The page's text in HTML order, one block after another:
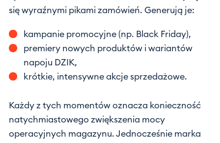
się wyraźnymi pikami zamówień. Generują je:
kampanie promocyjne (np. Black Friday),
premiery nowych produktów i wariantów
napoju DZIK,
krótkie, intensywne akcje sprzedażowe.
Każdy z tych momentów oznacza konieczność
natychmiastowego zwiększenia mocy
operacyjnych magazynu. Jednocześnie marka